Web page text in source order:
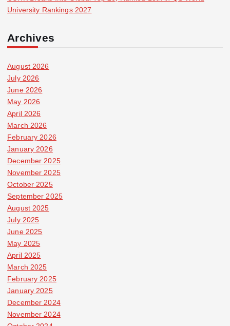
University Rankings 2027
Archives
August 2026
July 2026
June 2026
May 2026
April 2026
March 2026
February 2026
January 2026
December 2025
November 2025
October 2025
September 2025
August 2025
July 2025
June 2025
May 2025
April 2025
March 2025
February 2025
January 2025
December 2024
November 2024